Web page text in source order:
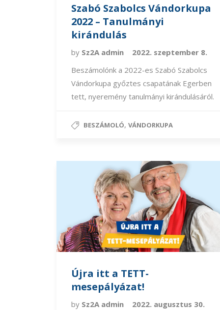
Szabó Szabolcs Vándorkupa
2022 – Tanulmányi
kirándulás
by Sz2A admin
2022. szeptember 8.
Beszámolónk a 2022-es Szabó Szabolcs
Vándorkupa győztes csapatának Egerben
tett, nyeremény tanulmányi kirándulásáról.
BESZÁMOLÓ, VÁNDORKUPA
Újra itt a TETT-
mesepályázat!
by Sz2A admin 2022. augusztus 30.